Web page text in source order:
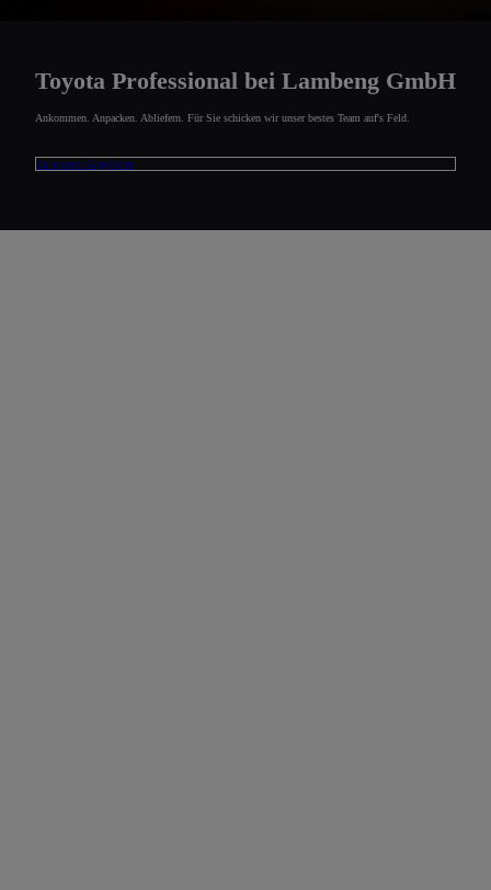
Toyota Professional bei Lambeng GmbH
Ankommen. Anpacken. Abliefern. Für Sie schicken wir unser bestes Team auf's Feld.
Zu unseren Angeboten